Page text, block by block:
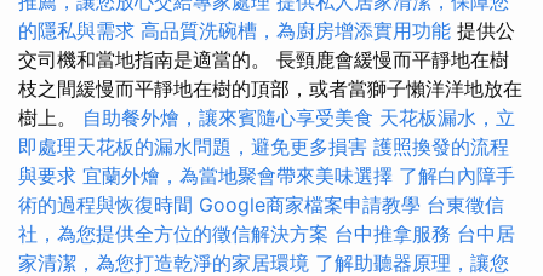
的隱私與需求 高品質洗碗槽，為廚房增添實用功能 提供公
交司機和當地指南是適當的。 長頸鹿會緩慢而平靜地在樹
枝之間緩慢而平靜地在樹的頂部，或者當獅子懶洋洋地放在
樹上。 自助餐外燴，讓來賓隨心享受美食 天花板漏水，立
即處理天花板的漏水問題，避免更多損害 護照換發的流程
與要求 宜蘭外燴，為當地聚會帶來美味選擇 了解白內障手
術的過程與恢復時間 Google商家檔案申請教學 台東徵信
社，為您提供全方位的徵信解決方案 台中推拿服務 台中居
家清潔，為您打造乾淨的家居環境 了解助聽器原理，讓您